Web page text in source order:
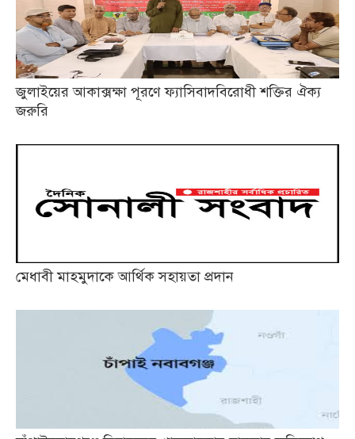
জুলাইয়ের আকাক্সক্ষা পূরণে ফ্যাসিবাদবিরোধী শক্তির ঐক্য
জরুরি
মেধাবী মাহমুদাকে আর্থিক সহায়তা প্রদান